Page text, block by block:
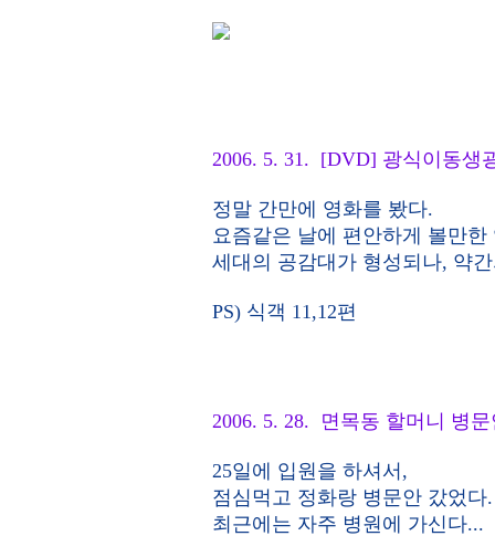
2006. 5. 31. [DVD] 광식이동생
정말 간만에 영화를 봤다.
요즘같은 날에 편안하게 볼만한
세대의 공감대가 형성되나, 약
PS) 식객 11,12편
2006. 5. 28. 면목동 할머니 병문
25일에 입원을 하셔서,
점심먹고 정화랑 병문안 갔었다.
최근에는 자주 병원에 가신다...